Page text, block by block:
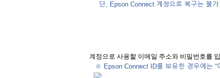
단, Epson Connect 계정으로 복구는 불가
계정으로 사용할 이메일 주소와 비밀번호를
※ Epson Connect ID를 보유한 경우에는 “